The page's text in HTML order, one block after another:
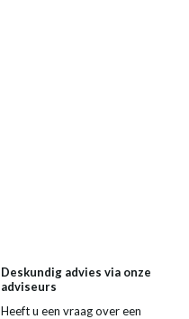
Deskundig advies via onze
adviseurs
Heeft u een vraag over een